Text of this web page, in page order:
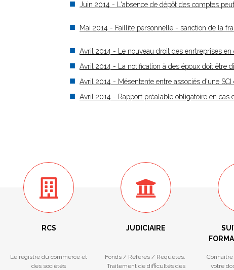
Juin 2014 - L'absence de dépôt des comptes
Mai 2014 - Faillite personnelle - sanction de la
Avril 2014 - Le nouveau droit des enrtreprises en
Avril 2014 - La notification à des époux doit être
Avril 2014 - Mésentente entre associés d'une
Avril 2014 - Rapport préalable obligatoire en cas
RCS
Le registre du commerce et
des sociétés
JUDICIAIRE
Fonds / Référés / Requêtes.
Traitement de difficultés des
votre